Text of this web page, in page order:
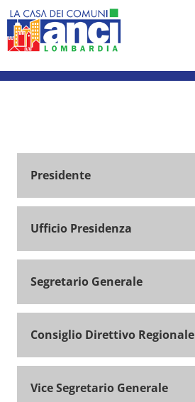
Presidente
Ufficio Presidenza
Segretario Generale
Consiglio Direttivo Regionale
Vice Segretario Generale